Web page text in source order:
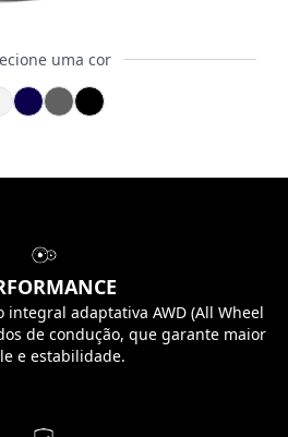
uma cor
adaptativa AWD (All Wheel
de condução, que garante maior
e estabilidade.